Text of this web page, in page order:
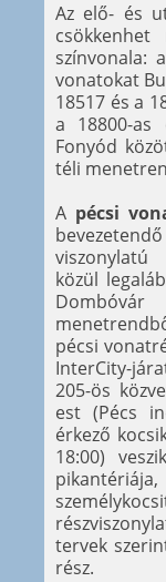
Az elő- és
színvonala:
vonatokat
18517 és a
a 18800-as
Fonyód
téli
A pécsi
viszonylatú
közül
pécsi
InterCity-
205-ös
est (Pécs
érkező
18:00)
tervek
rész.